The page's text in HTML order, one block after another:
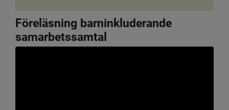
Föreläsning barninkluderande
samarbetssamtal